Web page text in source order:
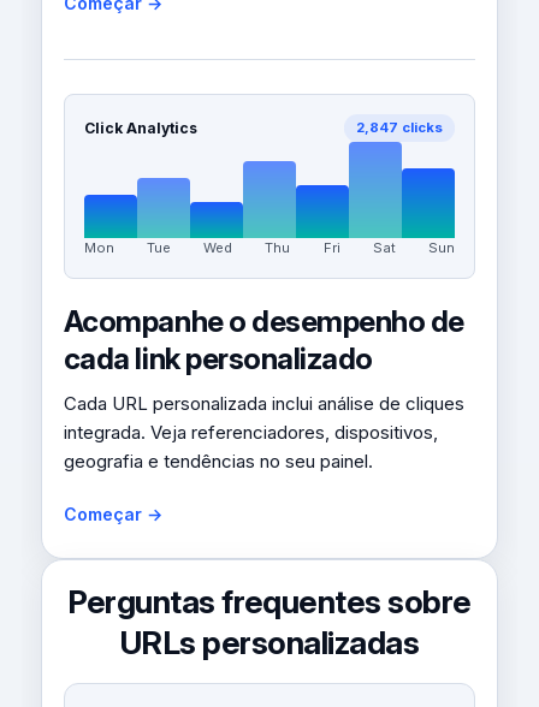
Click Analytics 2,847 clicks
Mon Tue Wed Thu Fri Sat Sun
Acompanhe o desempenho de
cada link personalizado
Cada URL personalizada inclui análise de cliques
integrada. Veja referenciadores, dispositivos,
geografia e tendências no seu painel.
Começar →
Perguntas frequentes sobre
URLs personalizadas